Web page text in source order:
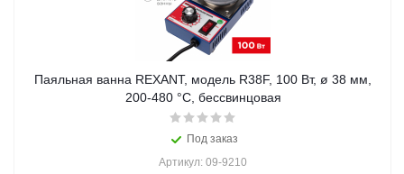
Паяльная ванна REXANT, модель R38F, 100 Вт, ø 38 мм,
200-480 °C, бессвинцовая
Под заказ
Артикул: 09-9210